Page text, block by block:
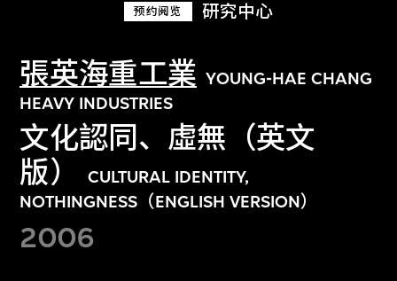
预约阅览 研究中心
張英海重工業 YOUNG-HAE CHANG
HEAVY INDUSTRIES
文化認同、虛無（英文
版）
CULTURAL IDENTITY,
NOTHINGNESS（ENGLISH VERSION）
2006
探索世界顶级的二十及二十一世纪视觉
文化藏品。